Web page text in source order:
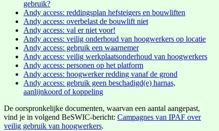
gebruik?
Andy access: reddingsplan hefsteigers en bouwliften
Andy access: overbelast de bouwlift niet
Andy access: val er niet voor!
Andy access: veilig onderhoud van hoogwerkers op locatie
Andy access: gebruik een waarnemer
Andy access: veilig werkplaatsonderhoud van hoogwerkers
Andy access: personen op het platform
Andy access: hoogwerker redding vanaf de grond
Andy access: gebruik geen beschadigd(e) harnas,
aanlijnkoord of koppeling
De oorspronkelijke documenten, waarvan een aantal aangepast,
vind je in volgend BeSWIC-bericht: Campagnes van IPAF over
veilig gebruik van hoogwerkers.